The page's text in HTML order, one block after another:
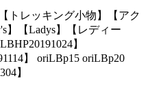
トレッキング小物】【アク
】【Ladys】【レディー
】
】 oriLBp15 oriLBp20
】